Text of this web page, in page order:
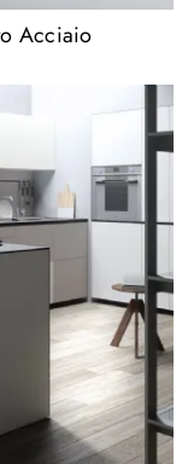
Acciaio